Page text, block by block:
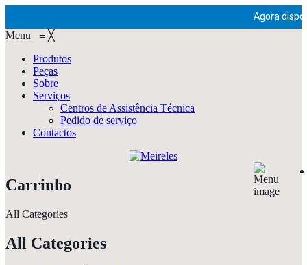
Agora
Menu ≡ ╳
Produtos
Peças
Sobre
Serviços
Centros de Assistência Técnica
Pedido de serviço
Contactos
Carrinho
All Categories
All Categories